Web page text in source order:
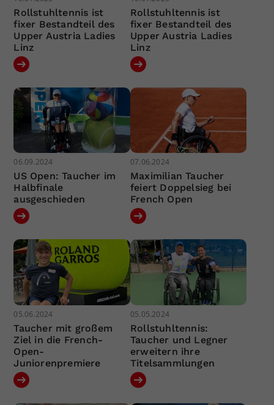
Rollstuhltennis ist
fixer Bestandteil des
Upper Austria Ladies
Linz
Rollstuhltennis ist
fixer Bestandteil des
Upper Austria Ladies
Linz
06.09.2024
US Open: Taucher im
Halbfinale
ausgeschieden
07.06.2024
Maximilian Taucher
feiert Doppelsieg bei
French Open
05.06.2024
Taucher mit großem
Ziel in die French-
Open-
Juniorenpremiere
05.05.2024
Rollstuhltennis:
Taucher und Legner
erweitern ihre
Titelsammlungen